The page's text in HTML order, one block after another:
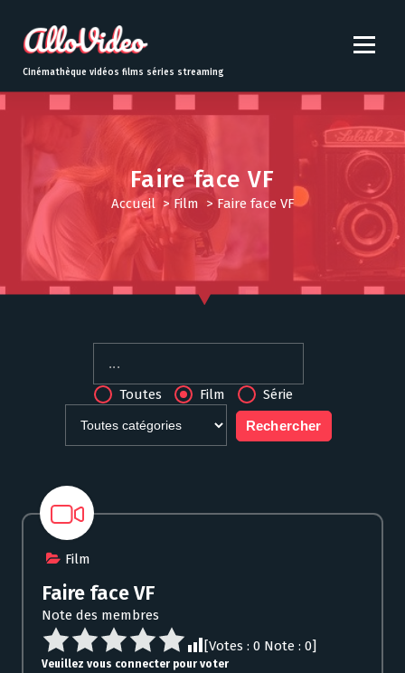
t
o
Cinémathèque vidéos films séries streaming
Faire face VF
Accueil> Film > Faire face VF
Toutes Film Série
Film
Faire face VF
Note des membres
[Votes : 0 Note : 0]
Veuillez vous connecter pour voter